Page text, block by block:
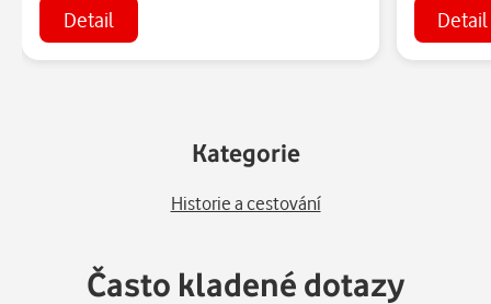
Detail Detail
Kategorie
Historie a cestování
Často kladené dotazy